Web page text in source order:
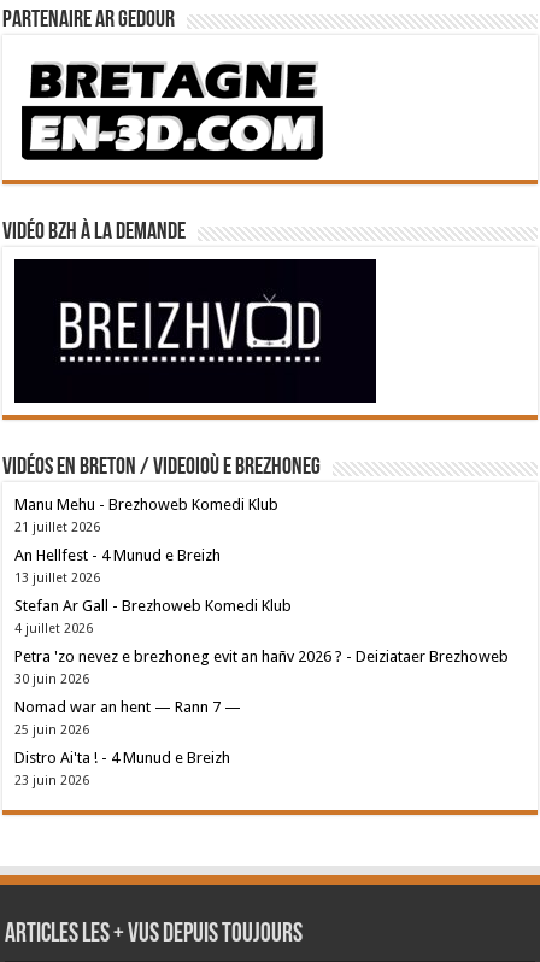
Partenaire Ar Gedour
Vidéo BZH à la demande
Vidéos en breton / Videoioù e brezhoneg
Manu Mehu - Brezhoweb Komedi Klub
21 juillet 2026
An Hellfest - 4 Munud e Breizh
13 juillet 2026
Stefan Ar Gall - Brezhoweb Komedi Klub
4 juillet 2026
Petra 'zo nevez e brezhoneg evit an hañv 2026 ? - Deiziataer Brezhoweb
30 juin 2026
Nomad war an hent — Rann 7 —
25 juin 2026
Distro Ai'ta ! - 4 Munud e Breizh
23 juin 2026
Articles les + vus depuis toujours